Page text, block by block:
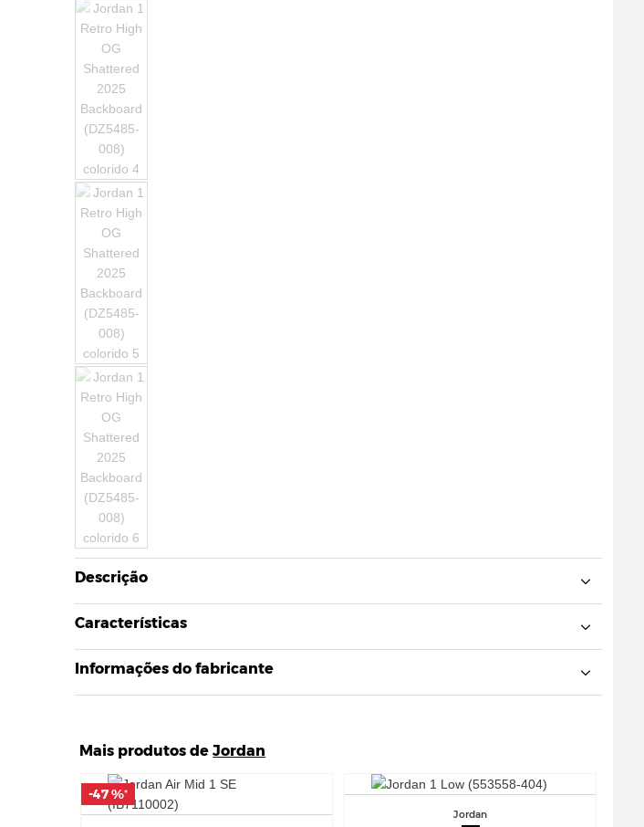
Descrição
Características
Informações do fabricante
Mais produtos deJordan
-47 %*
-47 %*
Jordan